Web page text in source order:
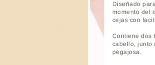
Diseñado
momento del
cejas con
Contiene dos
cabello, junto
pegajosa.